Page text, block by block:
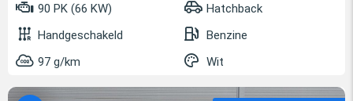
90 PK (66 KW)
Hatchback
Handgeschakeld
Benzine
97 g/km
Wit